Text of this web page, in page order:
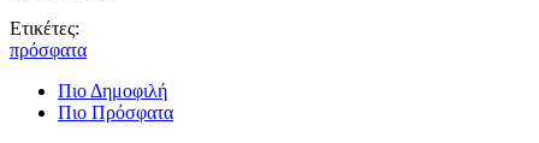
Ετικέτες:
πρόσφατα
Πιο Δημοφιλή
Πιο Πρόσφατα